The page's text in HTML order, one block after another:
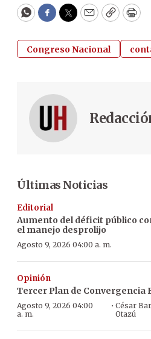
WhatsApp
Facebook
Twitter
EmailCopy
Congreso Nacional
Últimas Noticias
Editorial
Aumento del déficit público
el manejo desprolijo
Agosto 9, 2026 04:00 a. m.
Opinión
Tercer Plan de Convergencia
Agosto 9, 2026 04:00
a. m.
·César
Otazú